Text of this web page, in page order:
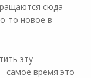
сюда
то новое в
эту
самое время это